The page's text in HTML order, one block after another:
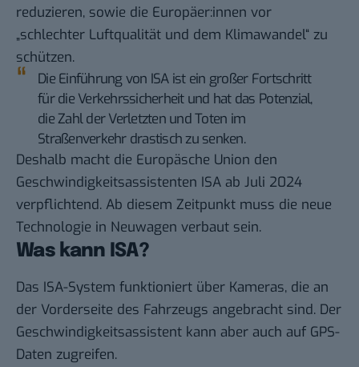
reduzieren, sowie die Europäer:innen vor
„schlechter Luftqualität und dem Klimawandel“ zu
schützen.
Die Einführung von ISA ist ein großer Fortschritt
für die Verkehrssicherheit und hat das Potenzial,
die Zahl der Verletzten und Toten im
Straßenverkehr drastisch zu senken.
Deshalb macht die Europäsche Union den
Geschwindigkeitsassistenten ISA ab Juli 2024
verpflichtend. Ab diesem Zeitpunkt muss die neue
Technologie in Neuwagen verbaut sein.
Was kann ISA?
Das ISA-System funktioniert über Kameras, die an
der Vorderseite des Fahrzeugs angebracht sind. Der
Geschwindigkeitsassistent kann aber auch auf GPS-
Daten zugreifen.